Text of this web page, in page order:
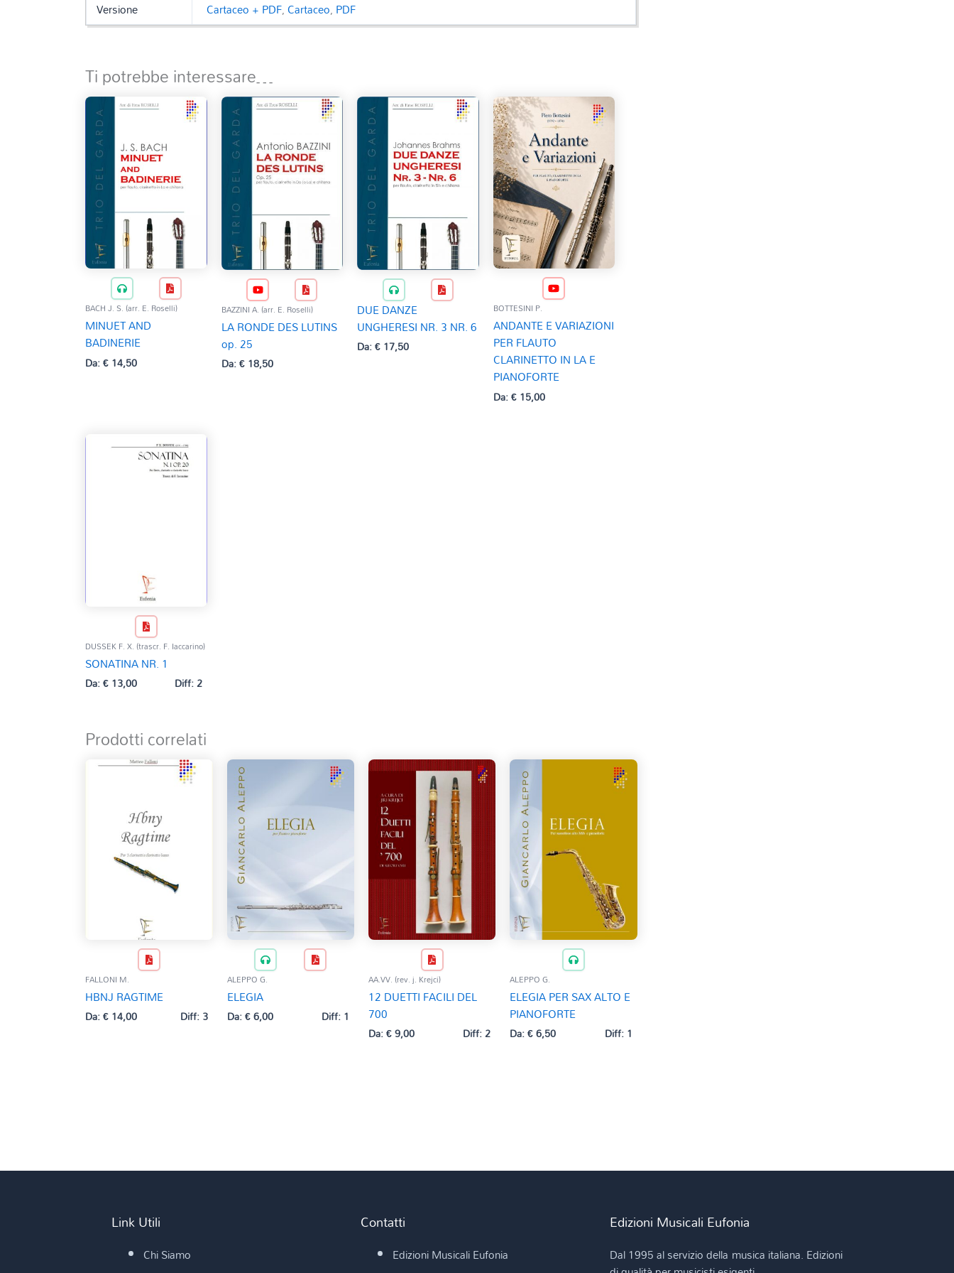
Versione
Cartaceo + PDF,Cartaceo, PDF
Ti potrebbe interessare…
BACH J. S. (arr. E. Roselli)
MINUET AND
BADINERIE
Da:€14,50
BAZZINI A. (arr. E. Roselli)
LA RONDE DES LUTINS
op. 25
Da:€18,50
DUE DANZE
UNGHERESI NR. 3 NR. 6
Da:€17,50
BOTTESINI P.
ANDANTE E VARIAZIONI
PER FLAUTO
CLARINETTO IN LA E
PIANOFORTE
Da:€15,00
DUSSEK F. X. (trascr. F. Iaccarino)
SONATINA NR. 1
Da:€13,00 Diff: 2
Prodotti correlati
FALLONI M.
HBNJ RAGTIME
Da:€14,00 Diff: 3
ALEPPO G.
ELEGIA
Da:€6,00 Diff: 1
AA.VV. (rev. j. Krejci)
12 DUETTI FACILI DEL
700
Da:€9,00 Diff: 2
ALEPPO G.
ELEGIA PER SAX ALTO E
PIANOFORTE
Da:€6,50 Diff: 1
Link Utili
Chi Siamo
Contatti
Edizioni Musicali Eufonia
Edizioni Musicali Eufonia
Dal 1995 al servizio della musica italiana. Edizioni